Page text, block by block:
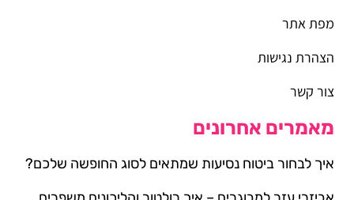
מפת אתר
הצהרת נגישות
צור קשר
מאמרים אחרונים
איך לבחור ביטוח נסיעות שמתאים לסוג החופשה שלכם?